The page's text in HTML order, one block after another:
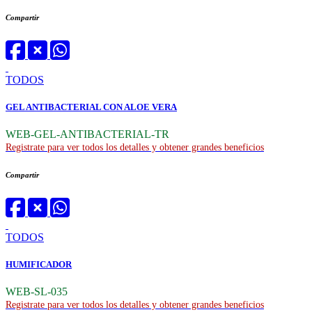
Compartir
TODOS
GEL ANTIBACTERIAL CON ALOE VERA
WEB-GEL-ANTIBACTERIAL-TR
Registrate para ver todos los detalles y obtener grandes beneficios
Compartir
TODOS
HUMIFICADOR
WEB-SL-035
Registrate para ver todos los detalles y obtener grandes beneficios